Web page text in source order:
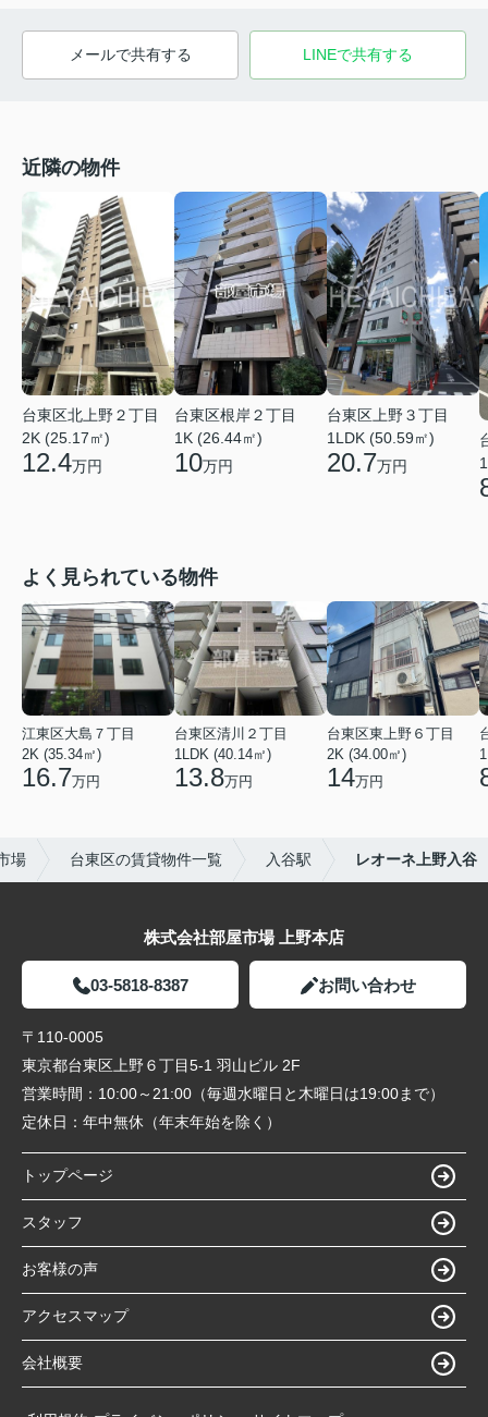
メールで共有する LINEで共有する
近隣の物件
台東区北上野２丁目
2K (25.17㎡)
12.4万円
台東区根岸２丁目
1K (26.44㎡)
10万円
台東区上野３丁目
1LDK (50.59㎡)
20.7万円
よく見られている物件
江東区大島７丁目
2K (35.34㎡)
16.7万円
台東区清川２丁目
1LDK (40.14㎡)
13.8万円
台東区東上野６丁目
2K (34.00㎡)
14万円
場 台東区の賃貸物件一覧 入谷駅 レオーネ上野入谷
株式会社部屋市場 上野本店
03-5818-8387 お問い合わせ
〒110-0005
東京都台東区上野６丁目5-1 羽山ビル 2F
営業時間： 10:00～21:00（毎週水曜日と木曜日は19:00まで）
定休日： 年中無休（年末年始を除く）
トップページ
スタッフ
お客様の声
アクセスマップ
会社概要